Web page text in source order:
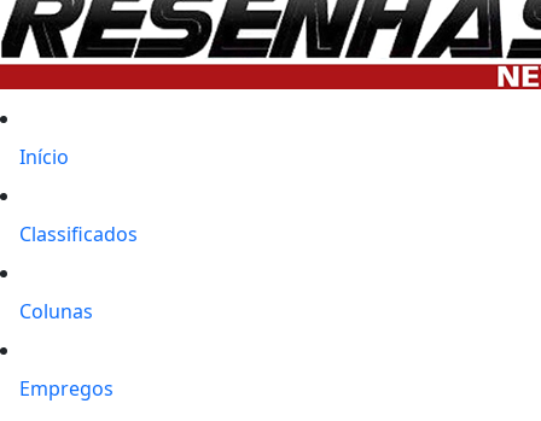
Início
Classificados
Colunas
Empregos